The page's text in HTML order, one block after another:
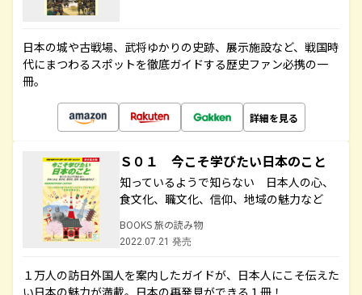
日本の城や古戦場、武将ゆかりの史跡、展示施設など、戦国時
代にまつわるスポットを徹底ガイドする歴史ファン必携の一
冊。
詳細を見る
Ｓ０１ 今こそ学びたい日本のこと
知っているようで知らない 日本人の心、
食文化、職文化、信仰、地域の魅力など
BOOKS 旅の読み物
2022.07.21 発売
１万人の訪日外国人を案内したガイドが、日本人にこそ伝えた
い日本の魅力が満載。日本の再発見ができる１冊！